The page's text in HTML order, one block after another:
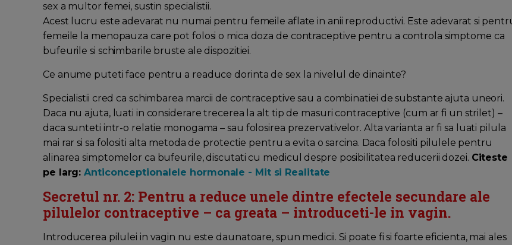
sex a multor femei, sustin specialistii.
Acest lucru este adevarat nu numai pentru femeile aflate in anii reproductivi. Este adevarat si
femeile la menopauza care pot folosi o mica doza de contraceptive pentru a controla simptome ca
bufeurile si schimbarile bruste ale dispozitiei.
Ce anume puteti face pentru a readuce dorinta de sex la nivelul de dinainte?
Specialistii cred ca schimbarea marcii de contraceptive sau a combinatiei de substante ajuta uneori.
Daca nu ajuta, luati in considerare trecerea la alt tip de masuri contraceptive (cum ar fi un strilet) –
daca sunteti intr-o relatie monogama – sau folosirea prezervativelor. Alta varianta ar fi sa luati pilula
mai rar si sa folositi alta metoda de protectie pentru a evita o sarcina. Daca folositi pilulele pentru
alinarea simptomelor ca bufeurile, discutati cu medicul despre posibilitatea reducerii dozei. Citeste
pe larg:Anticonceptionalele hormonale - Mit si Realitate
Secretul nr. 2: Pentru a reduce unele dintre efectele secundare ale
pilulelor contraceptive – ca greata – introduceti-le in vagin.
Introducerea pilulei in vagin nu este daunatoare, spun medicii. Si poate fi si foarte eficienta, mai ales